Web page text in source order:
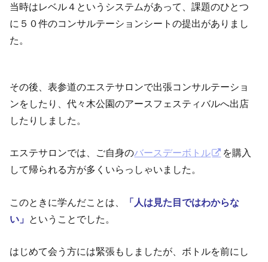
当時はレベル４というシステムがあって、課題のひとつ
に５０件のコンサルテーションシートの提出がありまし
た。
その後、表参道のエステサロンで出張コンサルテーショ
ンをしたり、代々木公園のアースフェスティバルへ出店
したりしました。
エステサロンでは、ご自身のバースデーボトル
を購入
して帰られる方が多くいらっしゃいました。
このときに学んだことは、
「人は見た目ではわからな
い」 ということでした。
はじめて会う方には緊張もしましたが、ボトルを前にし